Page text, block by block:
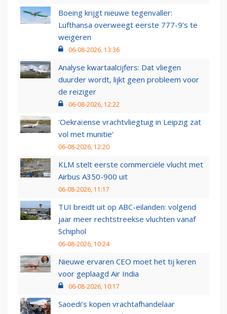
Boeing krijgt nieuwe tegenvaller:
Lufthansa overweegt eerste 777-9’s te
weigeren
06-08-2026, 13:36
Analyse kwartaalcijfers: Dat vliegen
duurder wordt, lijkt geen probleem voor
de reiziger
06-08-2026, 12:22
'Oekraïense vrachtvliegtuig in Leipzig zat
vol met munitie'
06-08-2026, 12:20
KLM stelt eerste commerciële vlucht met
Airbus A350-900 uit
06-08-2026, 11:17
TUI breidt uit op ABC-eilanden: volgend
jaar meer rechtstreekse vluchten vanaf
Schiphol
06-08-2026, 10:24
Nieuwe ervaren CEO moet het tij keren
voor geplaagd Air India
06-08-2026, 10:17
Saoedi’s kopen vrachtafhandelaar